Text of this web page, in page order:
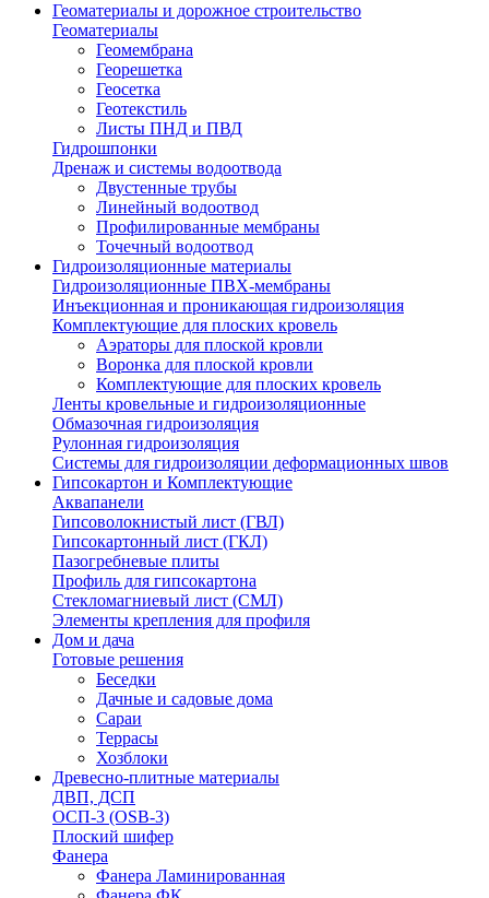
Геоматериалы и дорожное строительство
Геоматериалы
Геомембрана
Георешетка
Геосетка
Геотекстиль
Листы ПНД и ПВД
Гидрошпонки
Дренаж и системы водоотвода
Двустенные трубы
Линейный водоотвод
Профилированные мембраны
Точечный водоотвод
Гидроизоляционные материалы
Гидроизоляционные ПВХ-мембраны
Инъекционная и проникающая гидроизоляция
Комплектующие для плоских кровель
Аэраторы для плоской кровли
Воронка для плоской кровли
Комплектующие для плоских кровель
Ленты кровельные и гидроизоляционные
Обмазочная гидроизоляция
Рулонная гидроизоляция
Системы для гидроизоляции деформационных швов
Гипсокартон и Комплектующие
Аквапанели
Гипсоволокнистый лист (ГВЛ)
Гипсокартонный лист (ГКЛ)
Пазогребневые плиты
Профиль для гипсокартона
Стекломагниевый лист (СМЛ)
Элементы крепления для профиля
Дом и дача
Готовые решения
Беседки
Дачные и садовые дома
Сараи
Террасы
Хозблоки
Древесно-плитные материалы
ДВП, ДСП
ОСП-3 (OSB-3)
Плоский шифер
Фанера
Фанера Ламинированная